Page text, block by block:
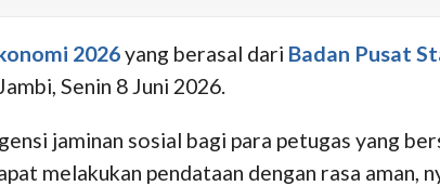
2026yang berasal dari Badan Pusat
Senin 8 Juni 2026.
jaminan sosial bagi para petugas yang
melakukan pendataan dengan rasa aman,